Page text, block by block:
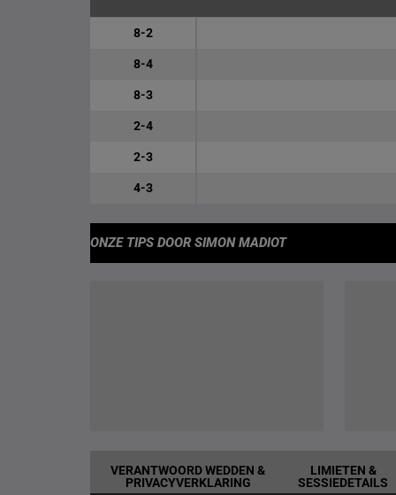
8-2
8-4
8-3
2-4
2-3
4-3
ONZE TIPS DOOR SIMON MADIOT
VERANTWOORD WEDDEN &
PRIVACYVERKLARING
LIMIETEN &
SESSIEDETAILS